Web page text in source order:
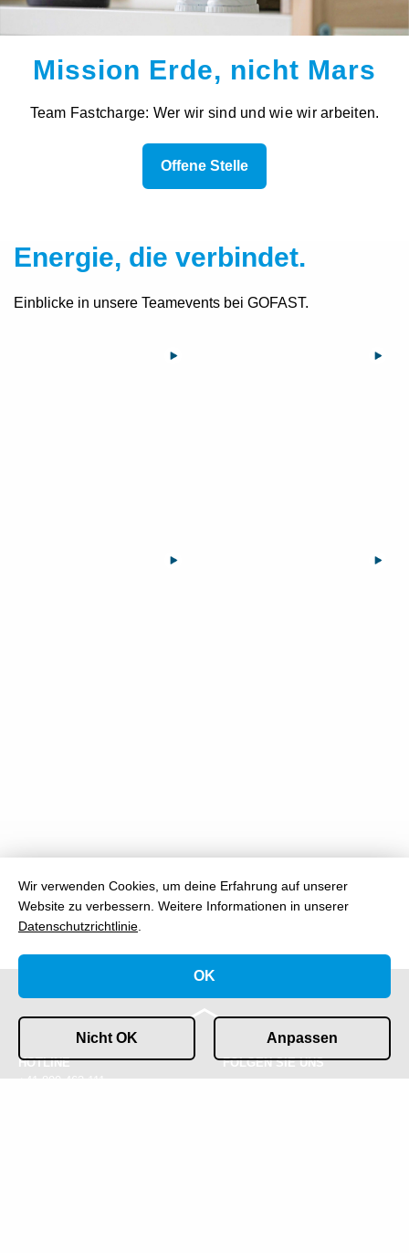
Mission Erde, nicht Mars
Team Fastcharge: Wer wir sind und wie wir arbeiten.
Offene Stelle
Energie, die verbindet.
Einblicke in unsere Teamevents bei GOFAST.
HOTLINE
+41 800 463 111
FOLGEN SIE UNS
Wir verwenden Cookies, um deine Erfahrung auf unserer
Website zu verbessern. Weitere Informationen in unserer
Datenschutzrichtlinie
Nicht OK Anpassen
OK